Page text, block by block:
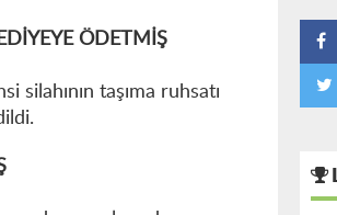
ÖDETMİŞ
silahının taşıma ruhsatı